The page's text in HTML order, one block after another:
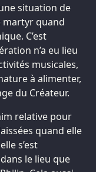
situation de
martyr quand
C’est
n’a eu lieu
musicales,
à alimenter,
du Créateur.
relative pour
quand elle
s’est
le lieu que